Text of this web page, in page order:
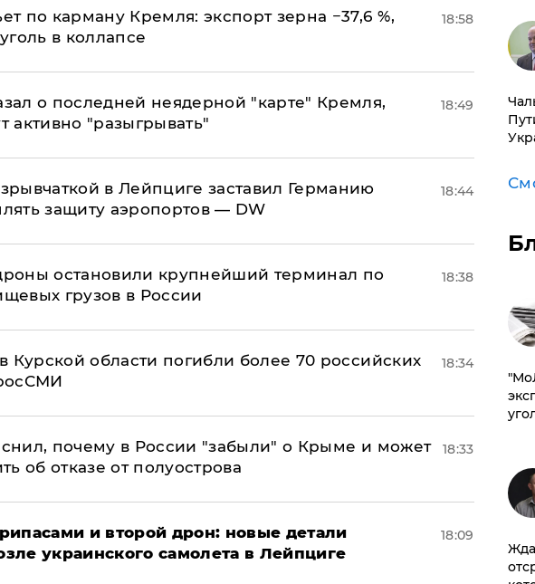
по карману Кремля: экспорт зерна −37,6 %,
в коллапсе
18:58
о последней неядерной "карте" Кремля,
активно "разыгрывать"
18:49
в Лейпциге заставил Германию
защиту аэропортов — DW
18:44
остановили крупнейший терминал по
грузов в России
18:38
Курской области погибли более 70 российских
18:34
почему в России "забыли" о Крыме и может
об отказе от полуострова
18:33
и второй дрон: новые детали
украинского самолета в Лейпциге
18:09